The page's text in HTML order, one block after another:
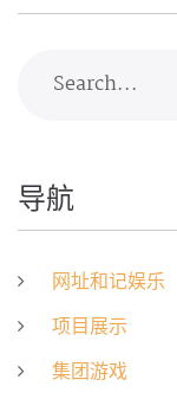
Search...
导航
网址和记娱乐
项目展示
集团游戏